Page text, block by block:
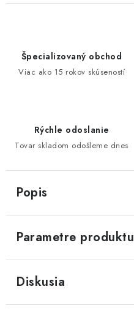
Špecializovaný obchod
Viac ako 15 rokov skúseností
Rýchle odoslanie
Tovar skladom odošleme dnes
Popis
Parametre produktu
Diskusia